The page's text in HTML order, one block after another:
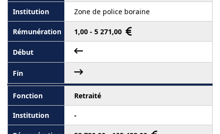
Zone de police boraine
1,00 - 5 271,00
Retraité
-